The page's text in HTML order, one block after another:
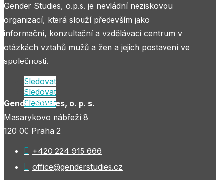
Gender Studies, o.p.s. je nevládní neziskovou
organizací, která slouží především jako
informační, konzultační a vzdělávací centrum v
otázkách vztahů mužů a žen a jejich postavení ve
společnosti.
Sledovat
Sledovat
Sledovat
Gender Studies, o. p. s.
Masarykovo nábřeží 8
120 00 Praha 2
 +420 224 915 666
 office@genderstudies.cz